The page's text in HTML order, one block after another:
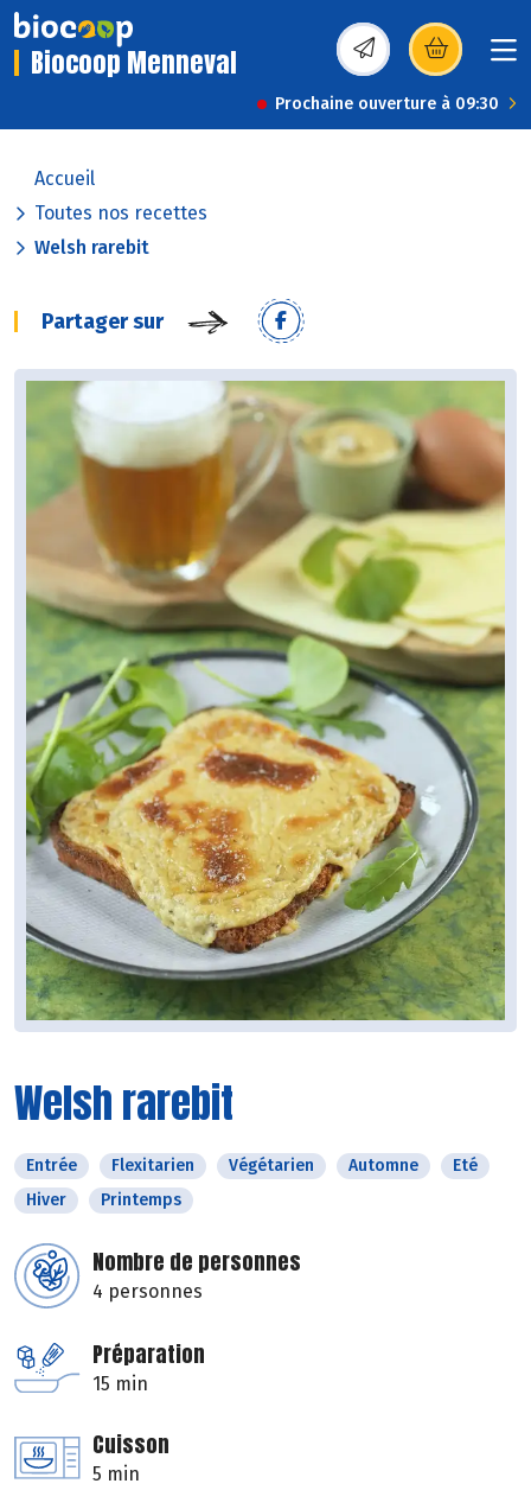
Biocoop Menneval (s’ouvre dans une
Prochaine ouverture à 09:30
Accueil
Toutes nos recettes
Welsh rarebit
Partager sur
Welsh rarebit
Entrée Flexitarien Végétarien Automne
Eté
Hiver
Printemps
Nombre de personnes
4 personnes
Préparation
15 min
Cuisson
5 min